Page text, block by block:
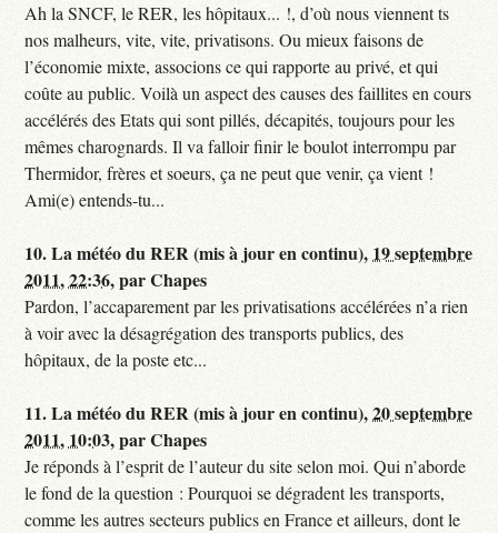
Ah la SNCF, le RER, les hôpitaux... !, d’où nous viennent ts
nos malheurs, vite, vite, privatisons. Ou mieux faisons de
l’économie mixte, associons ce qui rapporte au privé, et qui
coûte au public. Voilà un aspect des causes des faillites en cours
accélérés des Etats qui sont pillés, décapités, toujours pour les
mêmes charognards. Il va falloir finir le boulot interrompu par
Thermidor, frères et soeurs, ça ne peut que venir, ça vient !
Ami(e) entends-tu...
10.La météo du RER (mis à jour en continu), 19 septembre
2011, 22:36,parChapes
Pardon, l’accaparement par les privatisations accélérées n’a rien
à voir avec la désagrégation des transports publics, des
hôpitaux, de la poste etc...
11.La météo du RER (mis à jour en continu),20 septembre
2011, 10:03,parChapes
Je réponds à l’esprit de l’auteur du site selon moi. Qui n’aborde
le fond de la question : Pourquoi se dégradent les transports,
comme les autres secteurs publics en France et ailleurs, dont le